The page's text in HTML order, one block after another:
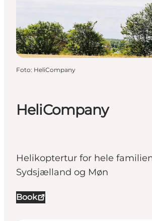
HeliCompany
Helikoptertur for hele
Sydsjælland og Møn
Book
Foto: HeliCompany